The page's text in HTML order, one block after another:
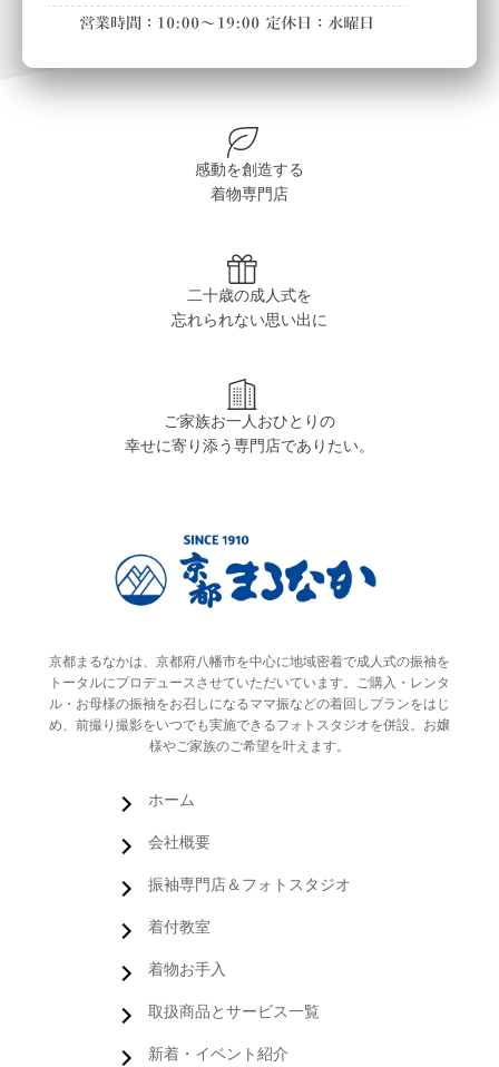
感動を創造する
着物専門店
二十歳の成人式を
忘れられない思い出に
ご家族お一人おひとりの
幸せに寄り添う専門店でありたい。
京都まるなかは、京都府八幡市を中心に地域密着で成人式の振袖を
トータルにプロデュースさせていただいています。ご購入・レンタ
ル・お母様の振袖をお召しになるママ振などの着回しプランをはじ
め、前撮り撮影をいつでも実施できるフォトスタジオを併設。お嬢
様やご家族のご希望を叶えます。
ホーム
会社概要
振袖専門店＆フォトスタジオ
着付教室
着物お手入
取扱商品とサービス一覧
新着・イベント紹介